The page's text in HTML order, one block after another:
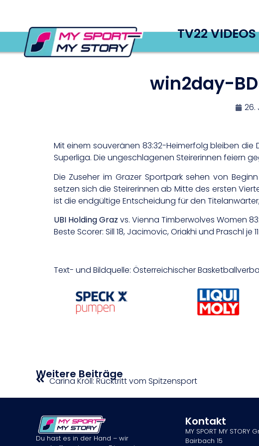
TV22 VIDEOS
win2day-
26.
Mit einem souveränen 83:32-Heimerfolg bleiben die
Superliga. Die ungeschlagenen Steirerinnen feiern
Die Zuseher im Grazer Sportpark sehen von
setzen sich die Steirerinnen ab Mitte des ersten
ist die endgültige Entscheidung für den
UBI Holding Graz vs. Vienna Timberwolves Women
Beste Scorer: Sill 18, Jacimovic, Oriakhi und Praschl je
Text- und Bildquelle: Österreichischer
Weitere Beiträge
Carina Kröll: Rücktritt vom Spitzensport
Du hast es in der Hand – wir
Kontakt
MY SPORT MY STORY
Bairbach 15